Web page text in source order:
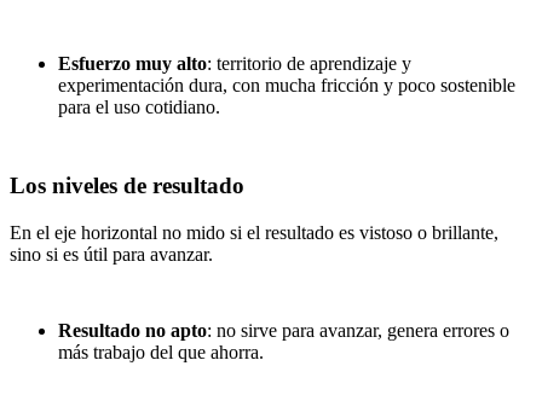
Esfuerzo muy alto: territorio de aprendizaje y
experimentación dura, con mucha fricción y poco sostenible
para el uso cotidiano.
Los niveles de resultado
En el eje horizontal no mido si el resultado es vistoso o brillante,
sino si es útil para avanzar.
Resultado no apto: no sirve para avanzar, genera errores o
más trabajo del que ahorra.